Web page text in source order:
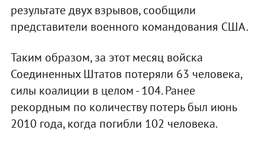
результате двух взрывов, сообщили
представители военного командования США.
Таким образом, за этот месяц войска
Соединенных Штатов потеряли 63 человека,
силы коалиции в целом - 104. Ранее
рекордным по количеству потерь был июнь
2010 года, когда погибли 102 человека.